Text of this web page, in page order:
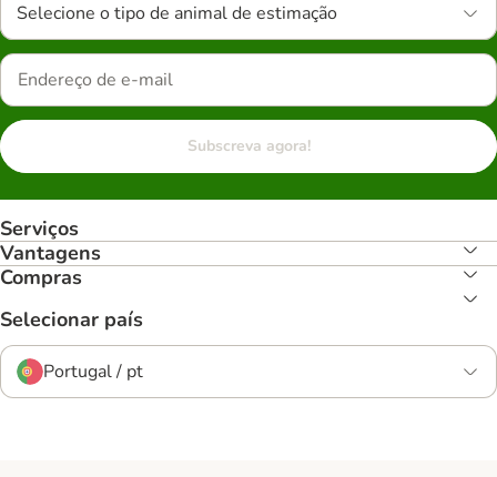
Selecione o tipo de animal de estimação
Subscreva agora!
Serviços
Vantagens
Compras
Selecionar país
Portugal / pt